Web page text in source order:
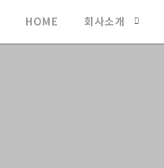
HOME 회사소개